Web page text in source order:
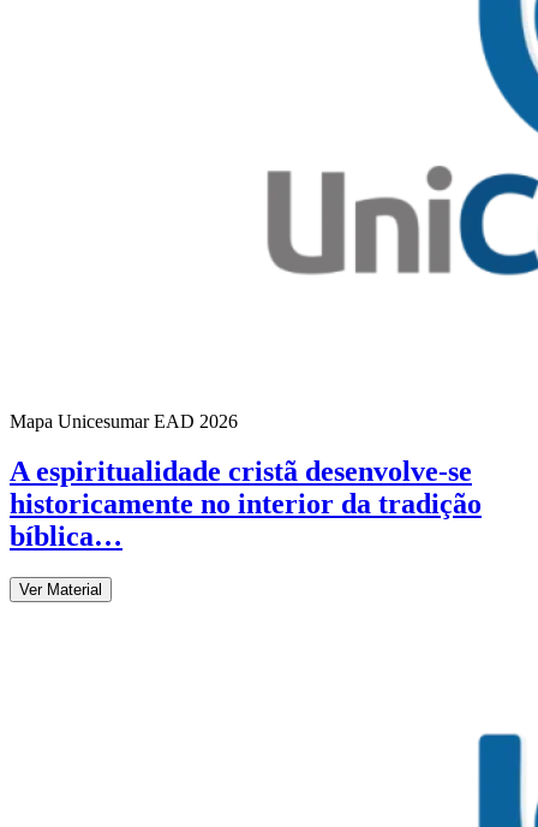
Mapa Unicesumar EAD 2026
A espiritualidade cristã desenvolve-se
historicamente no interior da tradição
bíblica…
Ver Material